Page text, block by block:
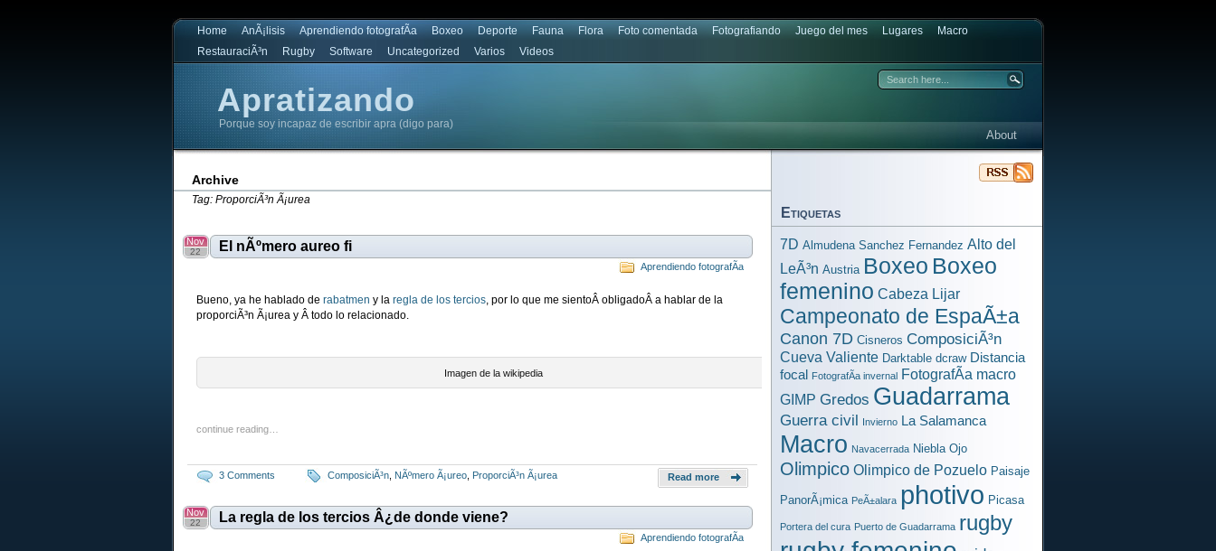
Home AnÃ¡lisis Aprendiendo fotografÃ­a Boxeo Deporte Fauna Flora Foto comentada Fotografiando Juego del mes Lugares
Macro
RestauraciÃ³n
Rugby Software Uncategorized Varios Videos
Apratizando
Porque soy incapaz de escribir apra (digo para)
About
Archive
Tag: ProporciÃ³n Ã¡urea
El nÃºmero aureo fi
Nov
22
Aprendiendo fotografÃ­a
Bueno, ya he hablado de rabatmen y la regla de los tercios, por lo que me sientoÂ obligadoÂ a hablar de la
proporciÃ³n Ã¡urea y Â todo lo relacionado.
Imagen de la wikipedia
continue reading…
3 Comments ComposiciÃ³n NÃºmero Ã¡ureo ProporciÃ³n Ã¡urea Read more
La regla de los tercios Â¿de donde viene?
Nov
22
Aprendiendo fotografÃ­a
Etiquetas
7D Almudena Sanchez Fernandez Alto del
LeÃ³n Austria Boxeo Boxeo
femenino Cabeza Lijar
Campeonato de EspaÃ±a
Canon 7D Cisneros ComposiciÃ³n
Cueva Valiente Darktable dcraw Distancia
focal
FotografÃ­a invernal FotografÃ­a macro
GIMP Gredos Guadarrama
Guerra civil Invierno La Salamanca
Macro Navacerrada Niebla Ojo
Olimpico Olimpico de Pozuelo Paisaje
PanorÃ¡mica PeÃ±alara photivo Picasa
Portera del cura Puerto de Guadarrama rugby